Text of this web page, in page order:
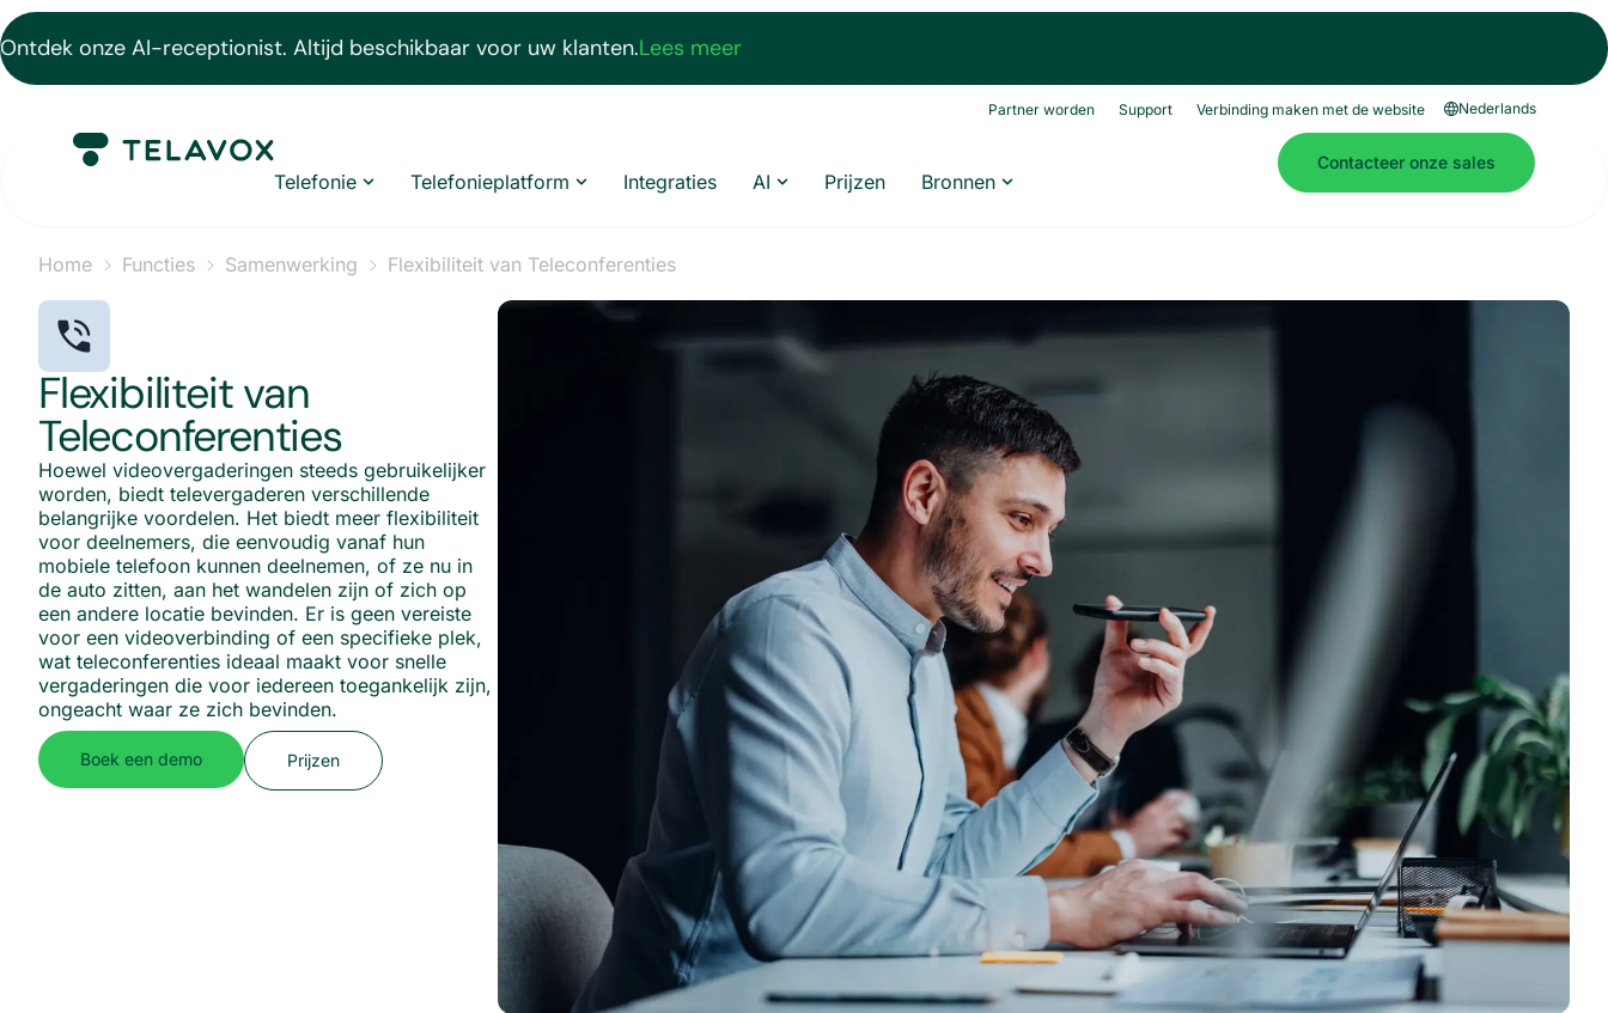
Ontdek onze AI-receptionist. Altijd beschikbaar voor uw klanten.Lees meer
Partner worden Support Verbinding maken met de website Nederlands
Telefonie Telefonieplatform Integraties AI Prijzen Bronnen
Contacteer onze sales
Home Functies Samenwerking Flexibiliteit van Teleconferenties
Flexibiliteit van
Teleconferenties
Hoewel videovergaderingen steeds gebruikelijker
worden, biedt televergaderen verschillende
belangrijke voordelen. Het biedt meer flexibiliteit
voor deelnemers, die eenvoudig vanaf hun
mobiele telefoon kunnen deelnemen, of ze nu in
de auto zitten, aan het wandelen zijn of zich op
een andere locatie bevinden. Er is geen vereiste
voor een videoverbinding of een specifieke plek,
wat teleconferenties ideaal maakt voor snelle
vergaderingen die voor iedereen toegankelijk zijn,
ongeacht waar ze zich bevinden.
Boek een demo Prijzen